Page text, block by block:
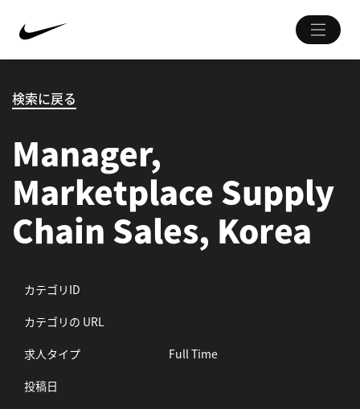
検索に戻る
Manager,
Marketplace Supply
Chain Sales, Korea
カテゴリID
カテゴリの URL
求人タイプ
Full Time
投稿日